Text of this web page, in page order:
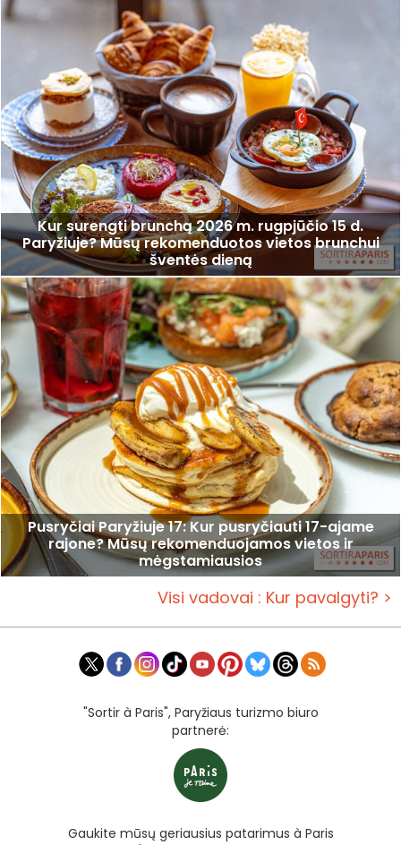
Kur surengti brunchą 2026 m. rugpjūčio 15 d.
Paryžiuje? Mūsų rekomenduotos vietos brunchui
šventės dieną
Pusryčiai Paryžiuje 17: Kur pusryčiauti 17-ajame
rajone? Mūsų rekomenduojamos vietos ir
mėgstamiausios
Visi vadovai : Kur pavalgyti? >
"Sortir à Paris", Paryžiaus turizmo biuro
partnerė:
Gaukite mūsų geriausius patarimus à Paris